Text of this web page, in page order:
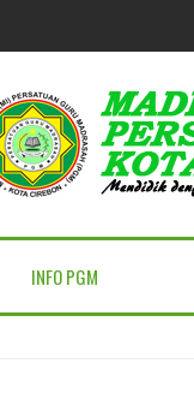
INFO PGM